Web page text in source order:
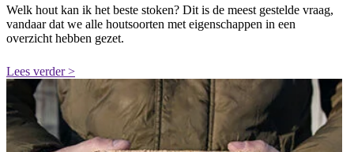
Welk hout kan ik het beste stoken? Dit is de meest gestelde vraag,
vandaar dat we alle houtsoorten met eigenschappen in een
overzicht hebben gezet.
Lees verder >